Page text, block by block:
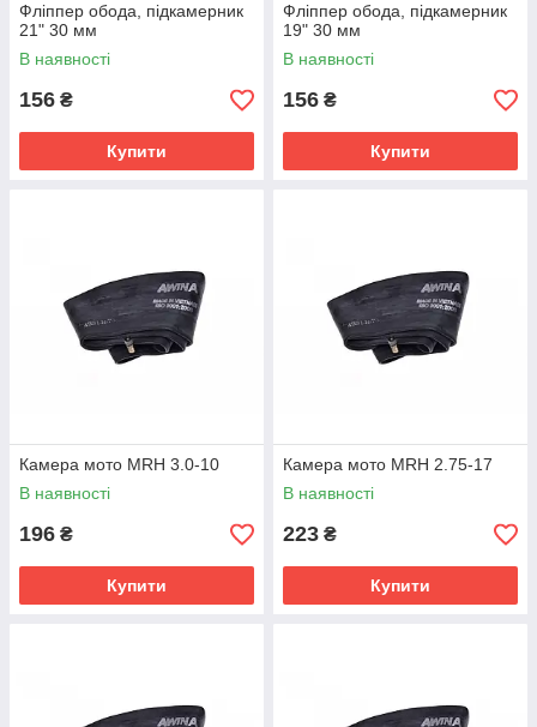
Фліппер обода, підкамерник
21" 30 мм
В наявності
156 ₴
Купити
Фліппер обода, підкамерник
19" 30 мм
В наявності
156 ₴
Купити
Камера мото MRH 3.0-10
В наявності
196 ₴
Купити
Камера мото MRH 2.75-17
В наявності
223 ₴
Купити